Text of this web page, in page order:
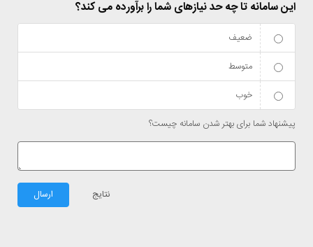
این سامانه تا چه حد نیازهای شما را برآورده می کند؟
ضعیف
متوسط
خوب
پیشنهاد شما برای بهتر شدن سامانه چیست؟
نتایج ارسال